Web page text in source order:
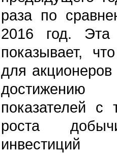
раза по
2016 год. Эта
показывает,
для акционеров
показателей с
роста